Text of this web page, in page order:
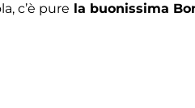
c’è pure la buonissima